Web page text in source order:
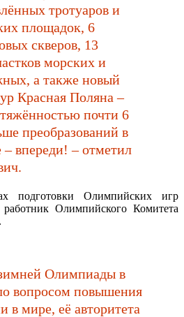
тротуаров и
площадок, 6
скверов, 13
морских и
а также новый
Красная Поляна –
почти 6
преобразований в
– впереди! – отметил
подготовки Олимпийских игр
работник Олимпийского Комитета
Олимпиады в
вопросом повышения
в мире, её авторитета